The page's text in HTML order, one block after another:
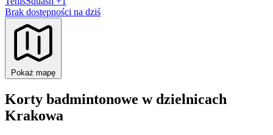
Brak dostępności na dziś
Pokaż mapę
Korty badmintonowe w dzielnicach
Krakowa